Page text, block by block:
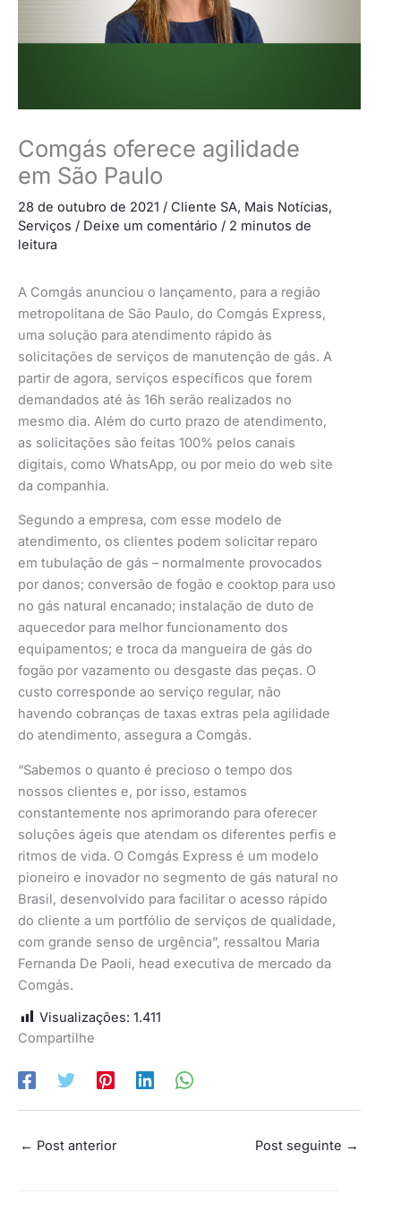
Comgás oferece agilidade
em São Paulo
28 de outubro de 2021 / Cliente SA, Mais Notícias,
Serviços / Deixe um comentário / 2 minutos de
leitura
A Comgás anunciou o lançamento, para a região
metropolitana de São Paulo, do Comgás Express,
uma solução para atendimento rápido às
solicitações de serviços de manutenção de gás. A
partir de agora, serviços específicos que forem
demandados até às 16h serão realizados no
mesmo dia. Além do curto prazo de atendimento,
as solicitações são feitas 100% pelos canais
digitais, como WhatsApp, ou por meio do web site
da companhia.
Segundo a empresa, com esse modelo de
atendimento, os clientes podem solicitar reparo
em tubulação de gás – normalmente provocados
por danos; conversão de fogão e cooktop para uso
no gás natural encanado; instalação de duto de
aquecedor para melhor funcionamento dos
equipamentos; e troca da mangueira de gás do
fogão por vazamento ou desgaste das peças. O
custo corresponde ao serviço regular, não
havendo cobranças de taxas extras pela agilidade
do atendimento, assegura a Comgás.
“Sabemos o quanto é precioso o tempo dos
nossos clientes e, por isso, estamos
constantemente nos aprimorando para oferecer
soluções ágeis que atendam os diferentes perfis e
ritmos de vida. O Comgás Express é um modelo
pioneiro e inovador no segmento de gás natural no
Brasil, desenvolvido para facilitar o acesso rápido
do cliente a um portfólio de serviços de qualidade,
com grande senso de urgência”, ressaltou Maria
Fernanda De Paoli, head executiva de mercado da
Comgás.
Visualizações: 1.411
Compartilhe
← Post anterior Post seguinte →